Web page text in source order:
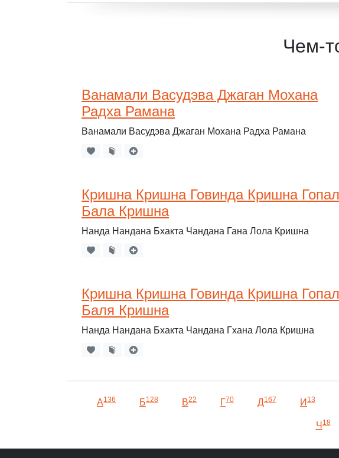
Чем-
Ванамали Васудэва Джаган Мохана
Радха Рамана
Ванамали Васудэва Джаган Мохана Радха Рамана
Кришна Кришна Говинда Кришна
Бала Кришна
Нанда Нандана Бхакта Чандана Гана Лола Кришна
Кришна Кришна Говинда Кришна
Баля Кришна
Нанда Нандана Бхакта Чандана Гхана Лола Кришна
А136 Б128 В22 Г70 Д167 И 13
Ч18